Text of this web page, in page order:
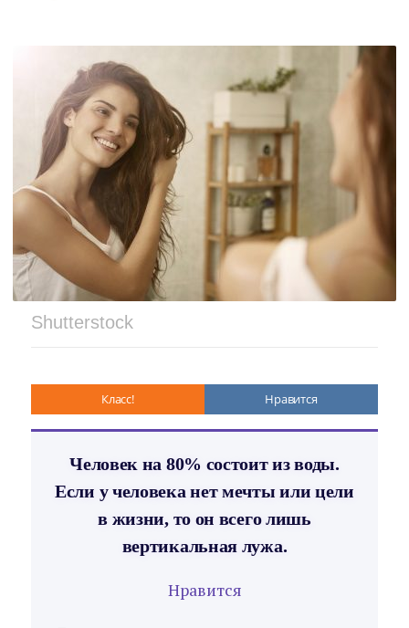
Shutterstock
Класс! Нравится
Человек на 80% состоит из воды.
Если у человека нет мечты или цели
в жизни, то он всего лишь
вертикальная лужа.
Нравится